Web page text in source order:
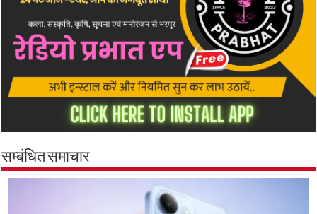
सम्बंधित समाचार